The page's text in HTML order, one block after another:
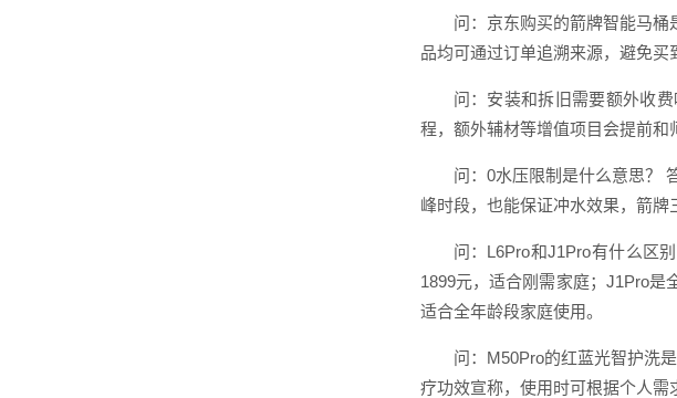
问：京东购买的箭牌智能马
品均可通过订单追溯来源，避免买
问：安装和拆旧需要额外收
程，额外辅材等增值项目会提前和
问：0水压限制是什么意思？
峰时段，也能保证冲水效果，箭牌
问：L6Pro和J1Pro有什么区
1899元，适合刚需家庭；J1Pro是
适合全年龄段家庭使用。
问：M50Pro的红蓝光智护洗
疗功效宣称，使用时可根据个人需